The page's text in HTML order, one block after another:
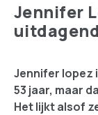
Jennifer
Jennifer lopez
53 jaar, maar
Het lijkt alsof